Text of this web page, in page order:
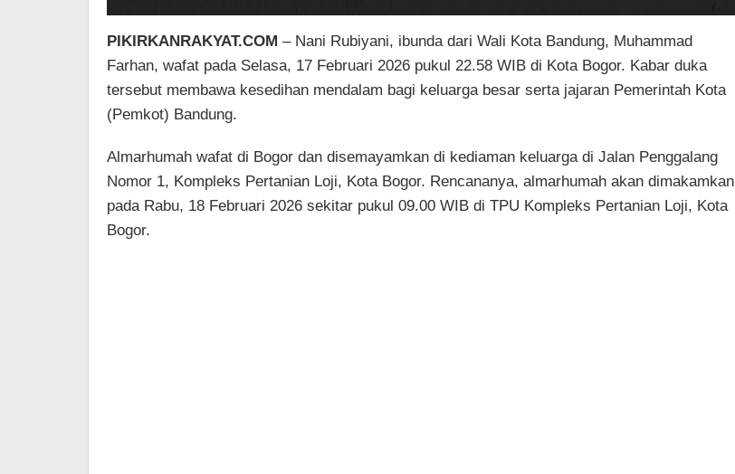
PIKIRKANRAKYAT.COM – Nani Rubiyani, ibunda dari Wali Kota Bandung, Muhammad
Farhan, wafat pada Selasa, 17 Februari 2026 pukul 22.58 WIB di Kota Bogor. Kabar duka
tersebut membawa kesedihan mendalam bagi keluarga besar serta jajaran Pemerintah Kota
(Pemkot) Bandung.
Almarhumah wafat di Bogor dan disemayamkan di kediaman keluarga di Jalan Penggalang
Nomor 1, Kompleks Pertanian Loji, Kota Bogor. Rencananya, almarhumah akan dimakamkan
pada Rabu, 18 Februari 2026 sekitar pukul 09.00 WIB di TPU Kompleks Pertanian Loji, Kota
Bogor.